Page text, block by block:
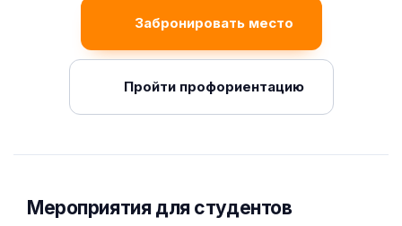
Забронировать место
Пройти профориентацию
Мероприятия для студентов